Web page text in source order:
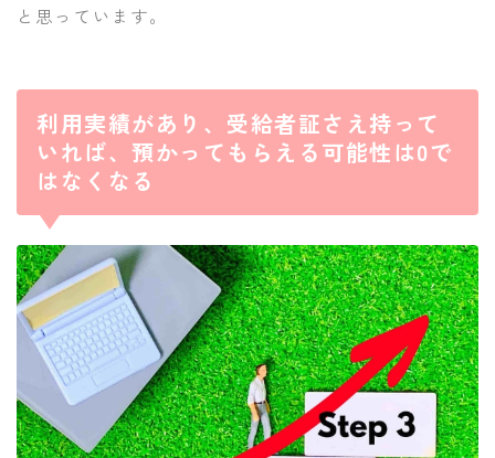
と思っています。
利用実績があり、受給者証さえ持って
いれば、預かってもらえる可能性は0で
はなくなる